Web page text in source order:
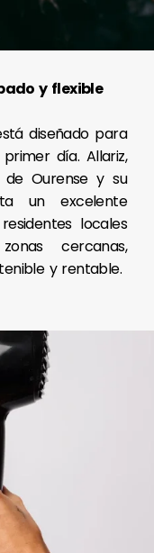
y flexible
diseñado para
día. Allariz,
Ourense y su
un excelente
locales
cercanas,
y rentable.